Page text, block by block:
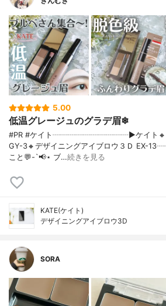
5.00
低温グレージュのグラデ眉❄
#PR #ケイト┈┈┈┈┈┈┈┈┈┈▶ケイト🔸３
GY-3🔸デザイニングアイブロウ３Ｄ
こと💬-`📢⋆ ブ…続きを見る
KATE(ケイト)
デザイニングアイブロウ3D
SORA